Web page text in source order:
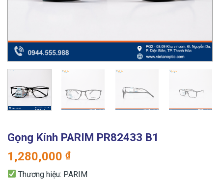
Gọng Kính PARIM PR82433 B1
1,280,000 ₫
Thương hiệu: PARIM